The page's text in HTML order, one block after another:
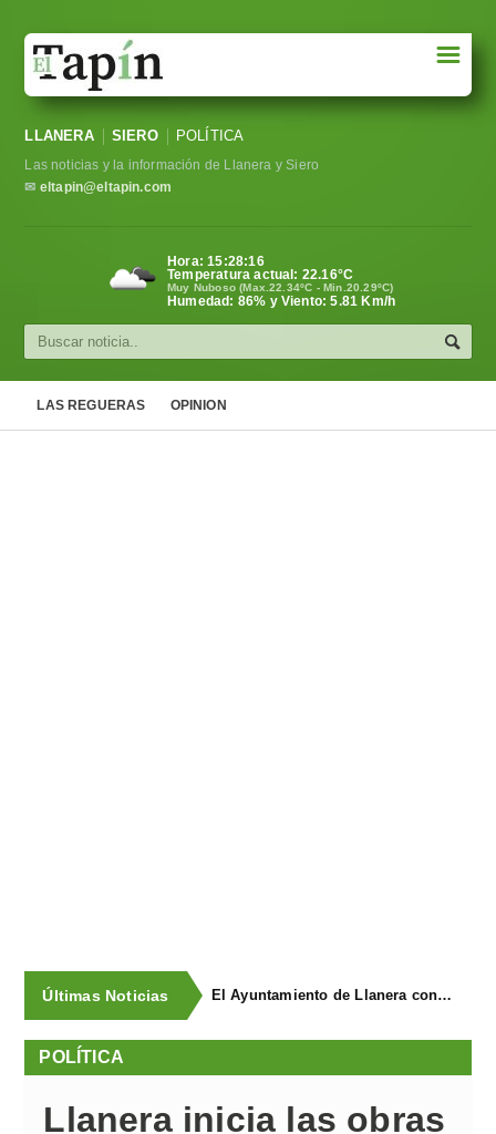
Sociedad
Política
Cultura
☰
LLANERA SIERO POLÍTICA
Las noticias y la información de Llanera y Siero
✉ eltapin@eltapin.com
Hora:15:28:17
Temperatura actual: 22.16°C
Muy Nuboso (Max.22.34ºC - Min.20.29ºC)
Humedad: 86% y Viento: 5.81 Km/h
LAS REGUERAS OPINION
Últimas Noticias El Ayuntamiento de Llanera concluye la campaña de trampeo contra la avispa asiática con la captura de 1.330 reinas
POLÍTICA
Llanera inicia las obras